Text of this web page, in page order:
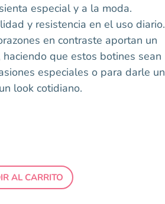
especial y a la moda.
y resistencia en el uso diario.
en contraste aportan un
que estos botines sean
especiales o para darle un
look cotidiano.
AL CARRITO